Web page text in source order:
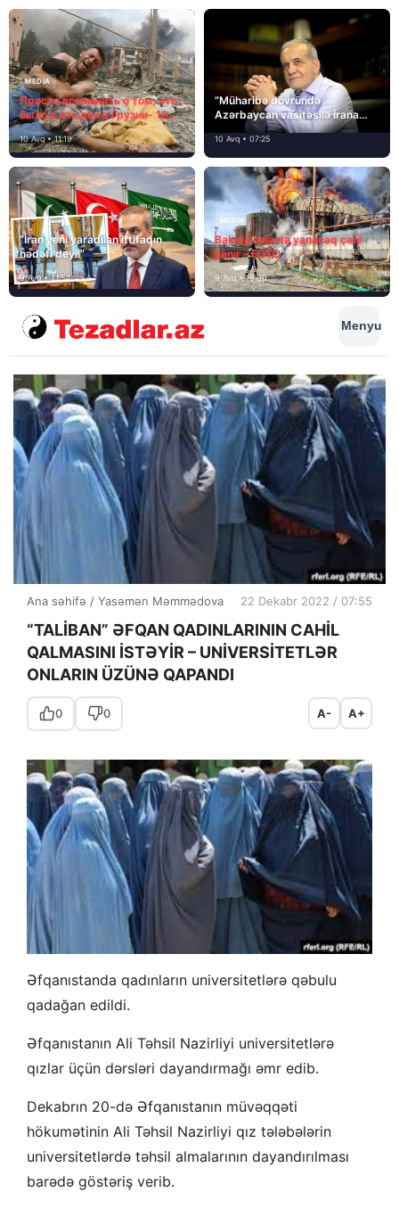
MEDİA
Просто вспомнить о том, что
было в эти дни в Грузии- 18
лет назад, 8 августа 2008
года…
10 Avq • 11:19
“Müharibə dövründə
Azərbaycan vasitəsilə İrana
yardım və dəstək göstərilib”
10 Avq • 07:25
“İran yeni yaradılan ittifaqın
hədəfi deyil”
9 Avq • 21:54
MEDİA
Bakıda hələ də yanacaq çəni
yanır – FOTO
9 Avq • 18:00
Menyu
Ana səhifə / Yasəmən Məmmədova 22 Dekabr 2022 / 07:55
“TALİBAN” ƏFQAN QADINLARININ CAHİL
QALMASINI İSTƏYİR – UNİVERSİTETLƏR
ONLARIN ÜZÜNƏ QAPANDI
0 0 A- A+
Əfqanıstanda qadınların universitetlərə ​​qəbulu
qadağan edildi.
Əfqanıstanın Ali Təhsil Nazirliyi universitetlərə
qızlar üçün dərsləri dayandırmağı əmr edib.
Dekabrın 20-də Əfqanıstanın müvəqqəti
hökumətinin Ali Təhsil Nazirliyi qız tələbələrin
universitetlərdə təhsil almalarının dayandırılması
barədə göstəriş verib.